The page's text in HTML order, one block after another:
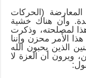
(الحركات
وأن هناك خشية
لمصلحته، وذكرت
الأمر محزن وإننا
الذين يحبون الله
ويرون أن العزة لا